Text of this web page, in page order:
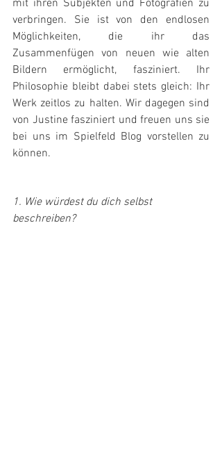
mit ihren Subjekten und Fotografien zu
verbringen. Sie ist von den endlosen
Möglichkeiten, die ihr das
Zusammenfügen von neuen wie alten
Bildern ermöglicht, fasziniert. Ihr
Philosophie bleibt dabei stets gleich: Ihr
Werk zeitlos zu halten. Wir dagegen sind
von Justine fasziniert und freuen uns sie
bei uns im Spielfeld Blog vorstellen zu
können.
1. Wie würdest du dich selbst
beschreiben?